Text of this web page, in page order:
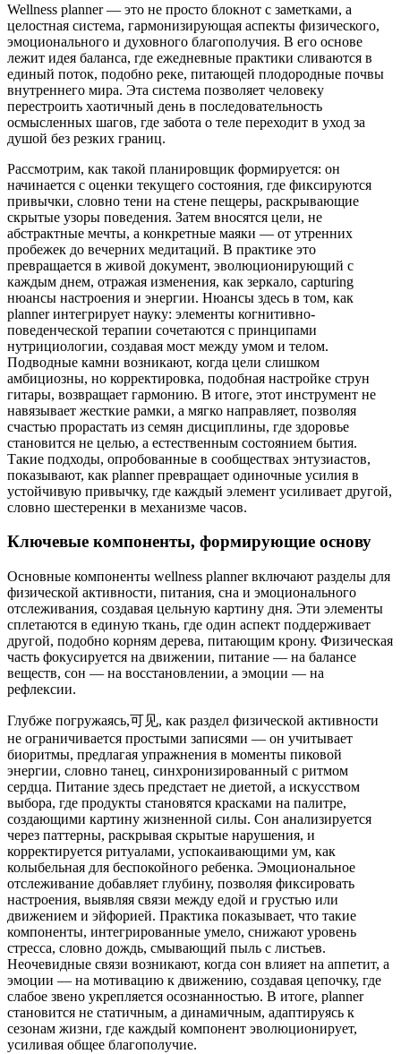
Wellness planner — это не просто блокнот с заметками, а
целостная система, гармонизирующая аспекты физического,
эмоционального и духовного благополучия. В его основе
лежит идея баланса, где ежедневные практики сливаются в
единый поток, подобно реке, питающей плодородные почвы
внутреннего мира. Эта система позволяет человеку
перестроить хаотичный день в последовательность
осмысленных шагов, где забота о теле переходит в уход за
душой без резких границ.
Рассмотрим, как такой планировщик формируется: он
начинается с оценки текущего состояния, где фиксируются
привычки, словно тени на стене пещеры, раскрывающие
скрытые узоры поведения. Затем вносятся цели, не
абстрактные мечты, а конкретные маяки — от утренних
пробежек до вечерних медитаций. В практике это
превращается в живой документ, эволюционирующий с
каждым днем, отражая изменения, как зеркало, capturing
нюансы настроения и энергии. Нюансы здесь в том, как
planner интегрирует науку: элементы когнитивно-
поведенческой терапии сочетаются с принципами
нутрициологии, создавая мост между умом и телом.
Подводные камни возникают, когда цели слишком
амбициозны, но корректировка, подобная настройке струн
гитары, возвращает гармонию. В итоге, этот инструмент не
навязывает жесткие рамки, а мягко направляет, позволяя
счастью прорастать из семян дисциплины, где здоровье
становится не целью, а естественным состоянием бытия.
Такие подходы, опробованные в сообществах энтузиастов,
показывают, как planner превращает одиночные усилия в
устойчивую привычку, где каждый элемент усиливает другой,
словно шестеренки в механизме часов.
Ключевые компоненты, формирующие основу
Основные компоненты wellness planner включают разделы для
физической активности, питания, сна и эмоционального
отслеживания, создавая цельную картину дня. Эти элементы
сплетаются в единую ткань, где один аспект поддерживает
другой, подобно корням дерева, питающим крону. Физическая
часть фокусируется на движении, питание — на балансе
веществ, сон — на восстановлении, а эмоции — на
рефлексии.
Глубже погружаясь,可见, как раздел физической активности
не ограничивается простыми записями — он учитывает
биоритмы, предлагая упражнения в моменты пиковой
энергии, словно танец, синхронизированный с ритмом
сердца. Питание здесь предстает не диетой, а искусством
выбора, где продукты становятся красками на палитре,
создающими картину жизненной силы. Сон анализируется
через паттерны, раскрывая скрытые нарушения, и
корректируется ритуалами, успокаивающими ум, как
колыбельная для беспокойного ребенка. Эмоциональное
отслеживание добавляет глубину, позволяя фиксировать
настроения, выявляя связи между едой и грустью или
движением и эйфорией. Практика показывает, что такие
компоненты, интегрированные умело, снижают уровень
стресса, словно дождь, смывающий пыль с листьев.
Неочевидные связи возникают, когда сон влияет на аппетит, а
эмоции — на мотивацию к движению, создавая цепочку, где
слабое звено укрепляется осознанностью. В итоге, planner
становится не статичным, а динамичным, адаптируясь к
сезонам жизни, где каждый компонент эволюционирует,
усиливая общее благополучие.